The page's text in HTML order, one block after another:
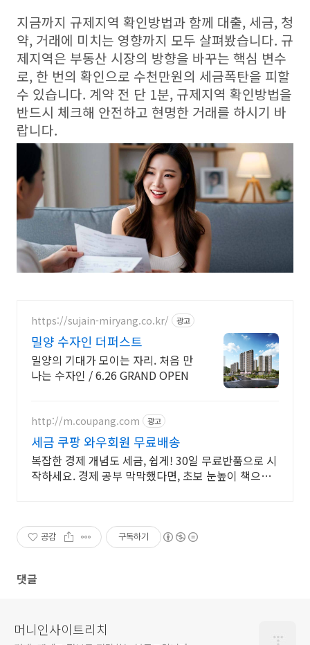
지금까지 규제지역 확인방법과 함께 대출, 세금, 청
약, 거래에 미치는 영향까지 모두 살펴봤습니다. 규
제지역은 부동산 시장의 방향을 바꾸는 핵심 변수
로, 한 번의 확인으로 수천만원의 세금폭탄을 피할
수 있습니다. 계약 전 단 1분, 규제지역 확인방법을
반드시 체크해 안전하고 현명한 거래를 하시기 바
랍니다.
https://sujain-miryang.co.kr/ 광고
밀양 수자인 더퍼스트
밀양의 기대가 모이는 자리. 처음 만
나는 수자인 / 6.26 GRAND OPEN
http://m.coupang.com 광고
세금 쿠팡 와우회원 무료배송
복잡한 경제 개념도 세금, 쉽게! 30일 무료반품으로 시
작하세요. 경제 공부 막막했다면, 초보 눈높이 책으로
공감 구독하기
댓글
머니인사이트리치